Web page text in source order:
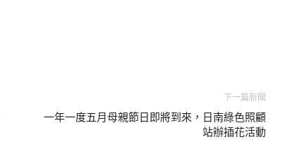
下一篇新聞
一年一度五月母親節日即將到來，日南綠色照顧
站辦插花活動